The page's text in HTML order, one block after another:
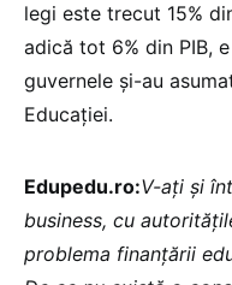
legi este trecut 15%
adică tot 6% din PIB,
guvernele și-au
Educației.
Edupedu.ro:V-ați și
business, cu
problema finanțării